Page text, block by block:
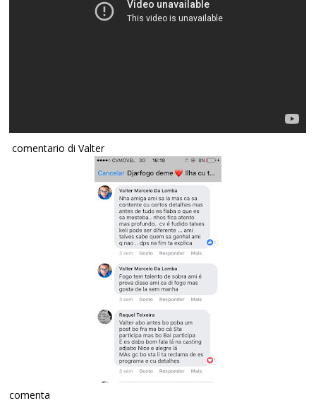
comentario di Valter
comenta